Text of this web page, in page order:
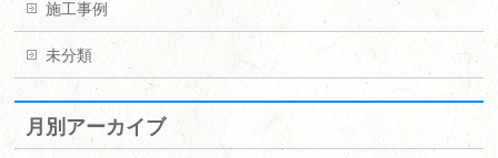
施工事例
未分類
月別アーカイブ